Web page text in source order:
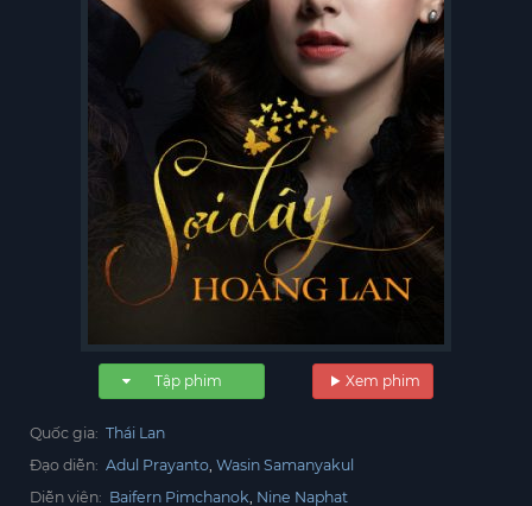
Xem phim
Tập phim
Quốc gia: Thái Lan
Đạo diễn: Adul Prayanto Wasin Samanyakul
Diễn viên: Baifern Pimchanok Nine Naphat